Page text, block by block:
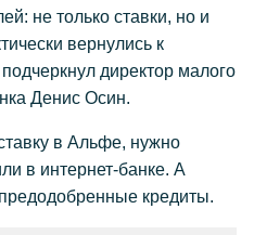
не только ставки, но и
вернулись к
директор малого
Денис Осин.
в Альфе, нужно
в интернет-банке. А
кредиты.